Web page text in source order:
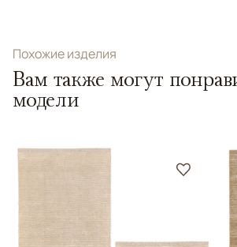
Похожие изделия
Вам также могут
модели